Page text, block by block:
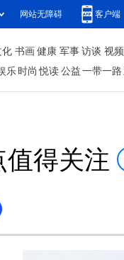
网站无障碍 客户端
化 书画 健康 军事 访谈 视频
乐 时尚 悦读 公益 一带一路
得关注